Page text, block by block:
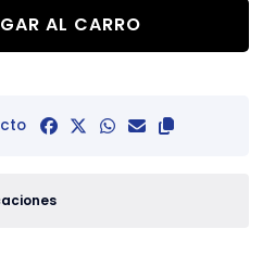
AL CARRO